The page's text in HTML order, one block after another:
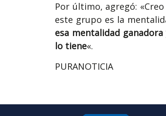
Por último, agregó:
este grupo es la
esa mentalidad
lo tiene«.
PURANOTICIA